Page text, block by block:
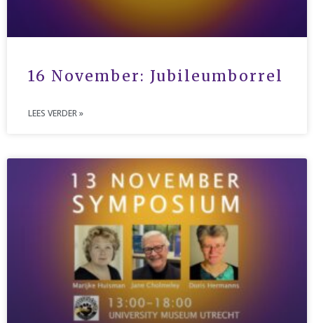
16 November: Jubileumborrel
LEES VERDER »